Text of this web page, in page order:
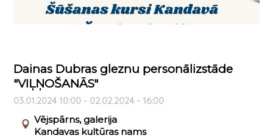
Dainas Dubras gleznu personālizstāde
"VIĻŅOŠANĀS"
03.01.2024 10:00 - 02.02.2024 - 16:00
Vējspārns, galerija
Kandavas kultūras nams